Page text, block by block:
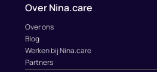
Over Nina.care
Over ons
Blog
Werken bij Nina.care
Partners